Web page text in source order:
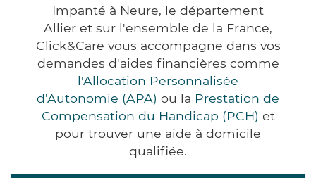
Impanté à Neure, le département
Allier et sur l'ensemble de la France,
Click&Care vous accompagne dans vos
demandes d'aides financières comme
l'Allocation Personnalisée
d'Autonomie (APA) ou la Prestation de
Compensation du Handicap (PCH) et
pour trouver une aide à domicile
qualifiée.